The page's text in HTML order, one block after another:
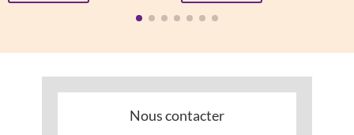
Nous contacter